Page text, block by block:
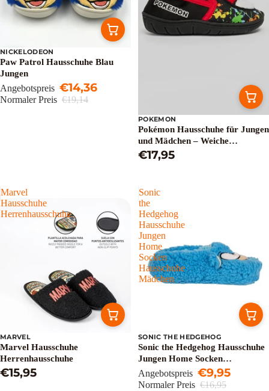
Sale
NICKELODEON
Paw Patrol Hausschuhe Blau
Jungen
Angebotspreis €14,36
Normaler Preis €19,14
POKEMON
Pokémon Hausschuhe für Jungen
und Mädchen – Weiche
Pantoffeln
€17,95
Marvel
Hausschuhe
Herrenhausschuhe
MARVEL
Marvel Hausschuhe
Herrenhausschuhe
€15,95
Sonic
the
Hedgehog
Hausschuhe
Jungen
Home
Socken
Hausschuhe
Mädchen
Sale
SONIC THE HEDGEHOG
Sonic the Hedgehog Hausschuhe
Jungen Home Socken
Hausschuhe Mädchen
Angebotspreis €9,95
Normaler Preis €16,95